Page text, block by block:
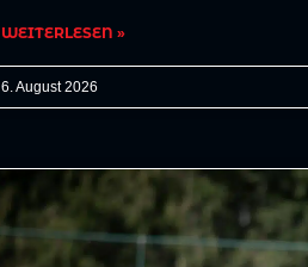
WEITERLESEN »
6. August 2026